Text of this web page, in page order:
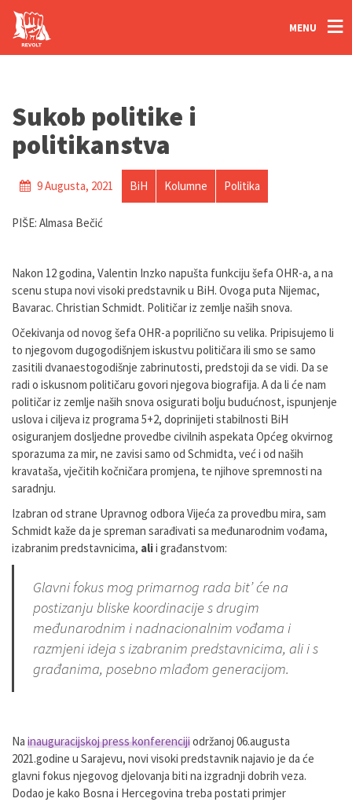
MENU
Sukob politike i
politikanstva
9 Augusta, 2021 BiH Kolumne Politika
PIŠE: Almasa Bečić
Nakon 12 godina, Valentin Inzko napušta funkciju šefa OHR-a, a na
scenu stupa novi visoki predstavnik u BiH. Ovoga puta Nijemac,
Bavarac. Christian Schmidt. Političar iz zemlje naših snova.
Očekivanja od novog šefa OHR-a poprilično su velika. Pripisujemo li
to njegovom dugogodišnjem iskustvu političara ili smo se samo
zasitili dvanaestogodišnje zabrinutosti, predstoji da se vidi. Da se
radi o iskusnom političaru govori njegova biografija. A da li će nam
političar iz zemlje naših snova osigurati bolju budućnost, ispunjenje
uslova i ciljeva iz programa 5+2, doprinijeti stabilnosti BiH
osiguranjem dosljedne provedbe civilnih aspekata Općeg okvirnog
sporazuma za mir, ne zavisi samo od Schmidta, već i od naših
kravataša, vječitih kočničara promjena, te njihove spremnosti na
saradnju.
Izabran od strane Upravnog odbora Vijeća za provedbu mira, sam
Schmidt kaže da je spreman sarađivati sa međunarodnim vođama,
izabranim predstavnicima, alii građanstvom:
Glavni fokus mog primarnog rada bit’ će na
postizanju bliske koordinacije s drugim
međunarodnim i nadnacionalnim vođama i
razmjeni ideja s izabranim predstavnicima, ali i s
građanima, posebno mlađom generacijom.
Na inauguracijskoj press konferencijiodržanoj 06.augusta
2021.godine u Sarajevu, novi visoki predstavnik najavio je da će
glavni fokus njegovog djelovanja biti na izgradnji dobrih veza.
Dodao je kako Bosna i Hercegovina treba postati primjer